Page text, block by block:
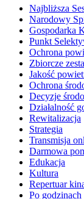
Najbliższa
Narodowy
Gospodarka
Punkt
Ochrona
Zbiorcze
Jakość
Ochrona
Decyzje
Działalność
Rewitalizacja
Strategia
Transmisja
Darmowa
Edukacja
Kultura
Repertuar
Po godzinach